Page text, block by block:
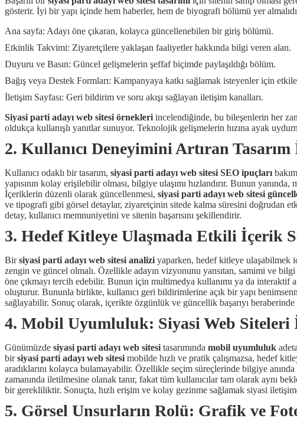
gösterir. İyi bir yapı içinde hem haberler, hem de biyografi bölümü yer
Ana sayfa: Adayı öne çıkaran, kolayca güncellenebilen bir giriş bölümü.
Etkinlik Takvimi: Ziyaretçilere yaklaşan faaliyetler hakkında bilgi veren alan.
Duyuru ve Basın: Güncel gelişmelerin şeffaf biçimde paylaşıldığı bölüm.
Bağış veya Destek Formları: Kampanyaya katkı sağlamak isteyenler için
İletişim Sayfası: Geri bildirim ve soru akışı sağlayan iletişim kanalları.
Siyasi parti adayı web sitesi örnekleri incelendiğinde, bu bileşenlerin her
oldukça kullanışlı yanıtlar sunuyor. Teknolojik gelişmelerin hızına ayak
2. Kullanıcı Deneyimini Artıran
Kullanıcı odaklı bir tasarım, siyasi parti adayı web sitesi SEO ipuçları
yapısının kolay erişilebilir olması, bilgiye ulaşımı hızlandırır. Bunun
İçeriklerin düzenli olarak güncellenmesi, siyasi parti adayı web sitesi
ve tipografi gibi görsel detaylar, ziyaretçinin sitede kalma süresini doğrudan
detay, kullanıcı memnuniyetini ve sitenin başarısını şekillendirir.
3. Hedef Kitleye Ulaşmada Etkili İçerik
Birsiyasi parti adayı web sitesi analizi yaparken, hedef kitleye ulaşabilmek
zengin ve güncel olmalı. Özellikle adayın vizyonunu yansıtan, samimi ve
öne çıkmayı tercih edebilir. Bunun için multimedya kullanımı ya da interaktif
oluşturur. Bununla birlikte, kullanıcı geri bildirimlerine açık bir yapı
sağlayabilir. Sonuç olarak, içerikte özgünlük ve güncellik başarıyı beraberinde
4. Mobil Uyumluluk: Siyasi Web Siteleri
Günümüzde siyasi parti adayı web sitesi tasarımında mobil uyumluluk
birsiyasi parti adayı web sitesi mobilde hızlı ve pratik çalışmazsa, hedef
aradıklarını kolayca bulamayabilir. Özellikle seçim süreçlerinde bilgiye
zamanında iletilmesine olanak tanır, fakat tüm kullanıcılar tam olarak aynı
bir gerekliliktir. Sonuçta, hızlı erişim ve kolay gezinme sağlamak siyasi
5. Görsel Unsurların Rolü: Grafik ve